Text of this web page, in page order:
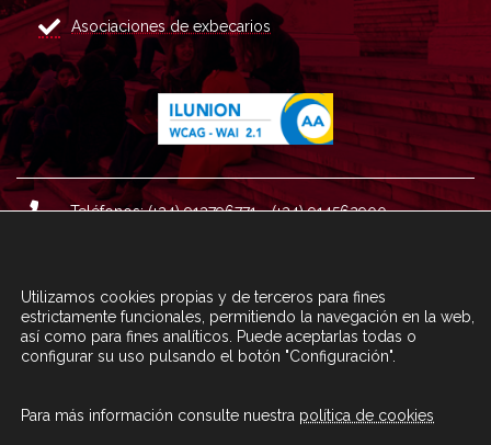
Asociaciones de exbecarios
Teléfonos: (+34) 913796771 - (+34) 914562900
Correo : informacion@fundacioncarolina.es
CONTACTA CON FCA TRAVÉS DEL
Utilizamos cookies propias y de terceros para fines
estrictamente funcionales, permitiendo la navegación en la web,
así como para fines analíticos. Puede aceptarlas todas o
configurar su uso pulsando el botón "Configuración".
Para más información consulte nuestra política de cookies